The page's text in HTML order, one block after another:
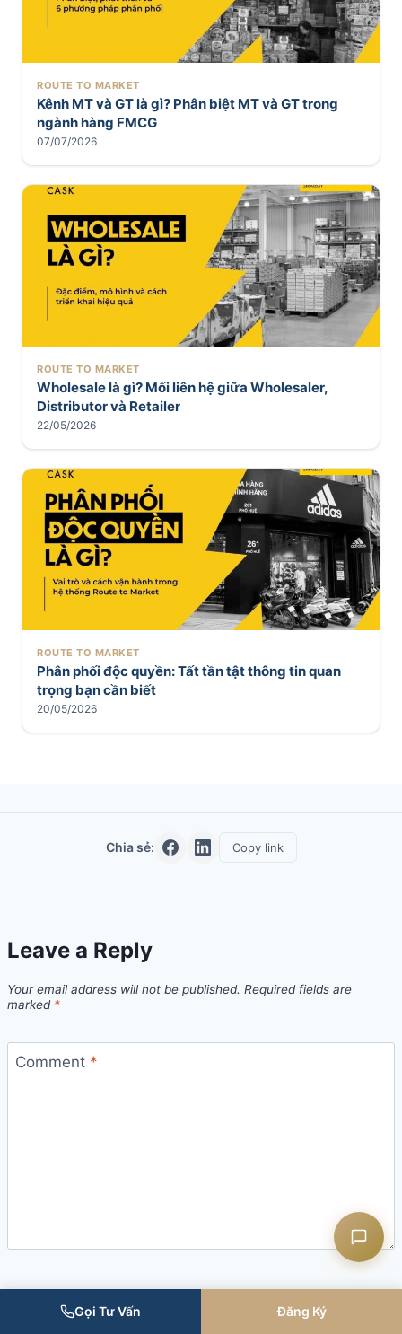
ROUTE TO MARKET
Kênh MT và GT là gì? Phân biệt MT và GT trong
ngành hàng FMCG
07/07/2026
ROUTE TO MARKET
Wholesale là gì? Mối liên hệ giữa Wholesaler,
Distributor và Retailer
22/05/2026
ROUTE TO MARKET
Phân phối độc quyền: Tất tần tật thông tin quan
trọng bạn cần biết
20/05/2026
Chia sẻ: Copy link
Leave a Reply
Your email address will not be published. Required fields are
marked *
Comment *
Name* Gọi Tư Vấn Đăng Ký